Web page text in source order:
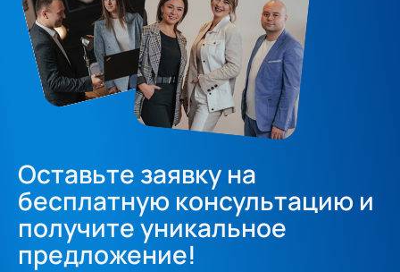
Оставьте заявку на
бесплатную консультацию и
получите уникальное
предложение!